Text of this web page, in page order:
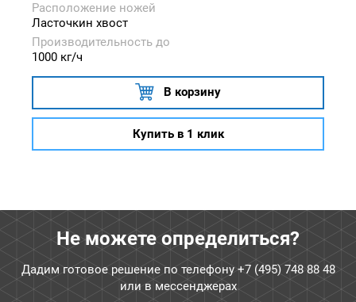
Расположение ножей
Ласточкин хвост
Производительность до
1000 кг/ч
В корзину
Купить в 1 клик
Не можете определиться?
Дадим готовое решение по телефону +7 (495) 748 88 48
или в мессенджерах